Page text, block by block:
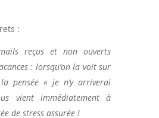
:
reçus et non ouverts
: lorsqu’on la voit sur
pensée « je n’y arriverai
vient immédiatement à
de stress assurée !